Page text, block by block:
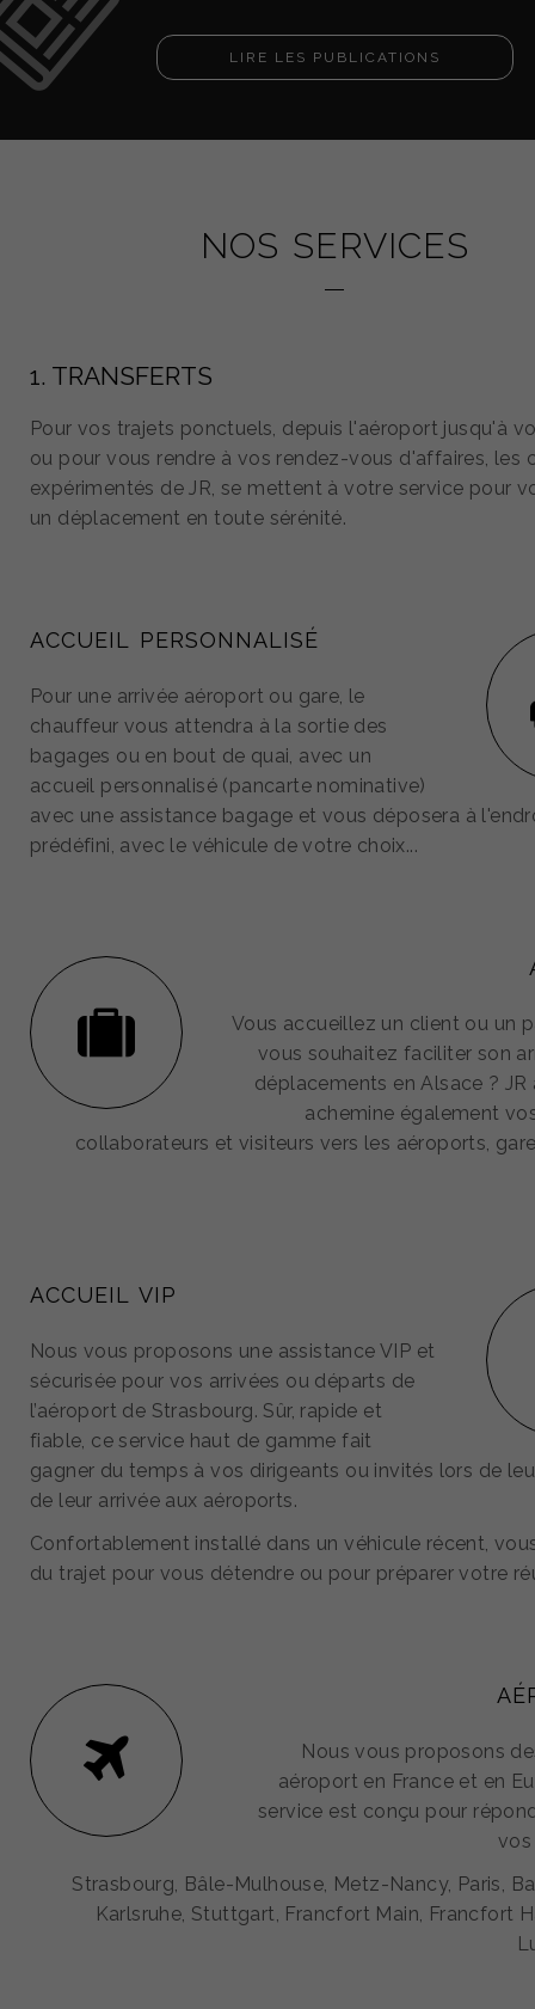
LIRE LES PUBLICATIONS
NOS SERVICES
1. TRANSFERTS
Pour vos trajets ponctuels, depuis l'aéroport jusqu'à
ou pour vous rendre à vos rendez-vous d'affaires, les
expérimentés de JR, se mettent à votre service pour
un déplacement en toute sérénité.
ACCUEIL PERSONNALISÉ
Pour une arrivée aéroport ou gare, le
chauffeur vous attendra à la sortie des
bagages ou en bout de quai, avec un
accueil personnalisé (pancarte nominative)
avec une assistance bagage et vous déposera à
prédéfini, avec le véhicule de votre choix...
Vous accueillez un client ou un
vous souhaitez faciliter son
déplacements en Alsace ?
achemine également
collaborateurs et visiteurs vers les aéroports,
ACCUEIL VIP
Nous vous proposons une assistance VIP et
sécurisée pour vos arrivées ou départs de
l’aéroport de Strasbourg. Sûr, rapide et
fiable, ce service haut de gamme fait
gagner du temps à vos dirigeants ou invités lors de
de leur arrivée aux aéroports.
Confortablement installé dans un véhicule récent,
du trajet pour vous détendre ou pour préparer votre
Nous vous proposons
aéroport en France et en
service est conçu pour
vos
Strasbourg, Bâle-Mulhouse, Metz-Nancy, Paris,
Karlsruhe, Stuttgart, Francfort Main, Francfort